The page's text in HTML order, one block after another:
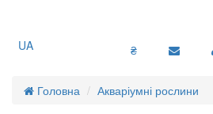
UA ₴
Головна Акваріумні рослини